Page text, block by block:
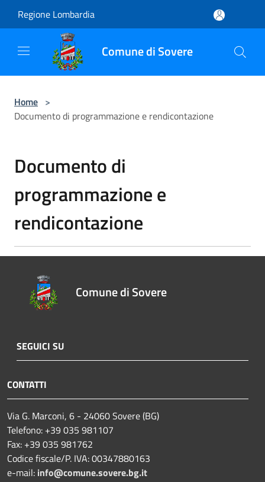
Regione Lombardia
Comune di Sovere
Home >
Documento di programmazione e rendicontazione
Documento di
programmazione e
rendicontazione
Comune di Sovere
SEGUICI SU
CONTATTI
Via G. Marconi, 6 - 24060 Sovere (BG)
Telefono: +39 035 981107
Fax: +39 035 981762
Codice fiscale/P. IVA: 00347880163
e-mail: info@comune.sovere.bg.it